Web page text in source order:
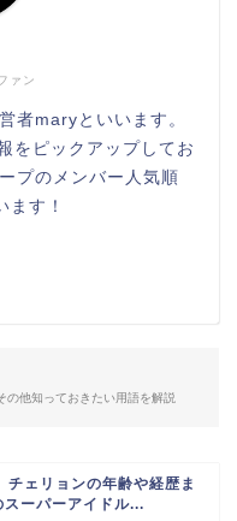
ァン
者maryといいます。
をピックアップしてお
プのメンバー人気順
ます！
の他知っておきたい用語を解説
チェリョンの年齢や経歴ま
スーパーアイドル...